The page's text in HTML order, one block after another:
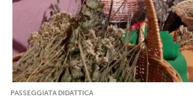
PASSEGGIATA DIDATTICA